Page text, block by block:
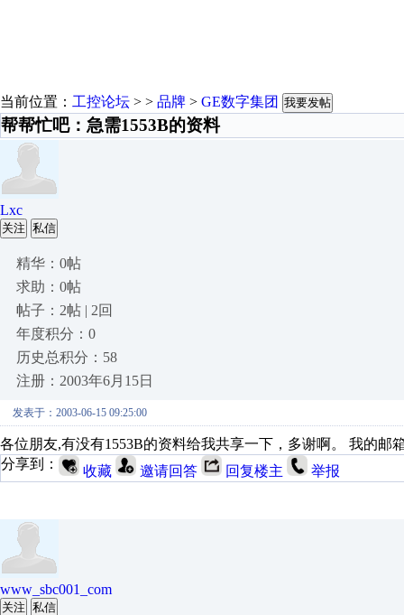
当前位置： 工控论坛 > > 品牌 > GE数字集团 我要发帖
帮帮忙吧：急需1553B的资料
Lxc
关注 私信
精华：0帖
求助：0帖
帖子：2帖 | 2回
年度积分：0
历史总积分：58
注册：2003年6月15日
发表于：2003-06-15 09:25:00
各位朋友,有没有1553B的资料给我共享一下，多谢啊。 我的邮箱
分享到：
收藏 邀请回答 回复楼主 举报
www_sbc001_com
关注 私信